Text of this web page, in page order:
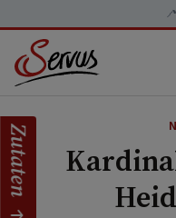
Zutaten